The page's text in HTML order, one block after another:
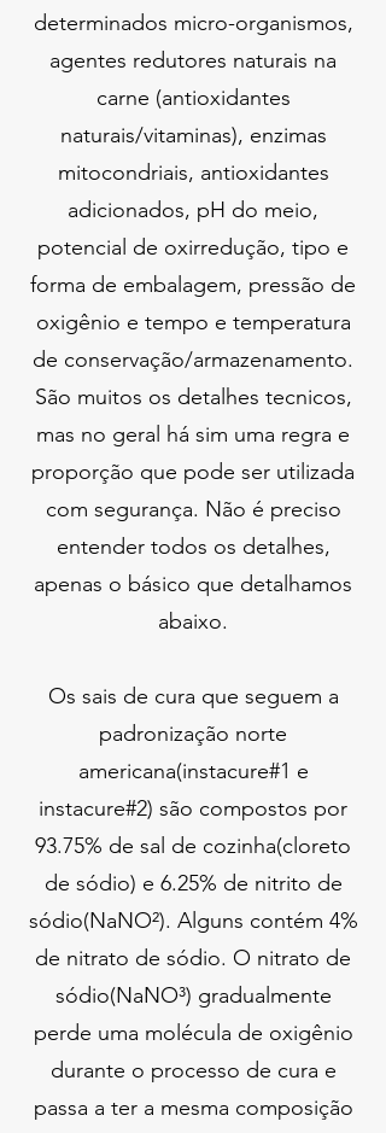
determinados micro-organismos,
agentes redutores naturais na
carne (antioxidantes
naturais/vitaminas), enzimas
mitocondriais, antioxidantes
adicionados, pH do meio,
potencial de oxirredução, tipo e
forma de embalagem, pressão de
oxigênio e tempo e temperatura
de conservação/armazenamento.
São muitos os detalhes tecnicos,
mas no geral há sim uma regra e
proporção que pode ser utilizada
com segurança. Não é preciso
entender todos os detalhes,
apenas o básico que detalhamos
abaixo.
Os sais de cura que seguem a
padronização norte
americana(instacure#1 e
instacure#2) são compostos por
93.75% de sal de cozinha(cloreto
de sódio) e 6.25% de nitrito de
sódio(NaNO²). Alguns contém 4%
de nitrato de sódio. O nitrato de
sódio(NaNO³) gradualmente
perde uma molécula de oxigênio
durante o processo de cura e
passa a ter a mesma composição